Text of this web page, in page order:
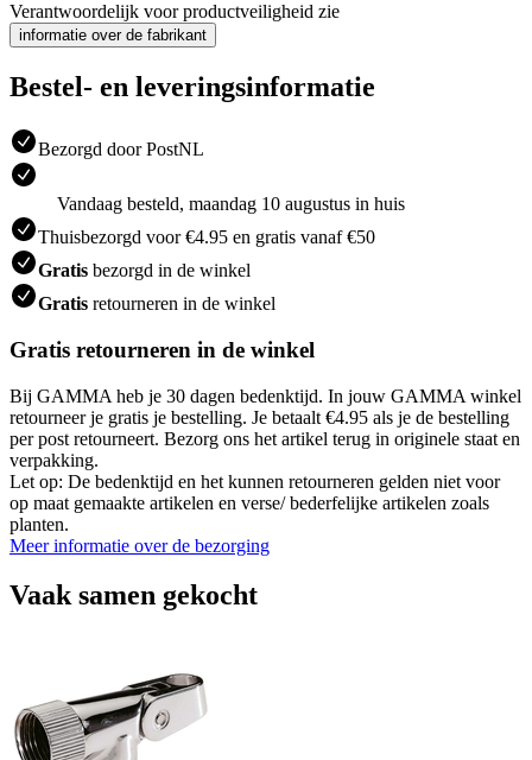
Verantwoordelijk voor productveiligheid zie
informatie over de fabrikant
Bestel- en leveringsinformatie
Bezorgd door PostNL
Vandaag besteld, maandag 10 augustus in huis
Thuisbezorgd voor €4.95 en gratis vanaf €50
Gratis bezorgd in de winkel
Gratis retourneren in de winkel
Gratis retourneren in de winkel
Bij GAMMA heb je 30 dagen bedenktijd. In jouw GAMMA winkel
retourneer je gratis je bestelling. Je betaalt €4.95 als je de bestelling
per post retourneert. Bezorg ons het artikel terug in originele staat en
verpakking.
Let op: De bedenktijd en het kunnen retourneren gelden niet voor
op maat gemaakte artikelen en verse/ bederfelijke artikelen zoals
planten.
Meer informatie over de bezorging
Vaak samen gekocht